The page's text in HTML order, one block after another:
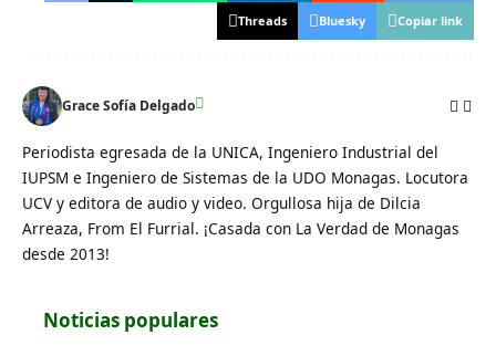
Threads Bluesky Copiar link
Grace Sofía Delgado
Periodista egresada de la UNICA, Ingeniero Industrial del
IUPSM e Ingeniero de Sistemas de la UDO Monagas. Locutora
UCV y editora de audio y video. Orgullosa hija de Dilcia
Arreaza, From El Furrial. ¡Casada con La Verdad de Monagas
desde 2013!
Noticias populares